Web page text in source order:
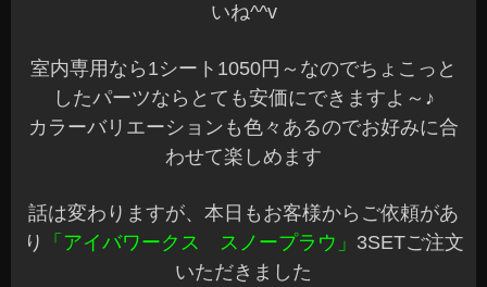
いね^^v
室内専用なら1シート1050円～なのでちょこっと
したパーツならとても安価にできますよ～♪
カラーバリエーションも色々あるのでお好みに合
わせて楽しめます
話は変わりますが、本日もお客様からご依頼があ
り
「アイバワークス スノープラウ」 3SETご注文
いただきました